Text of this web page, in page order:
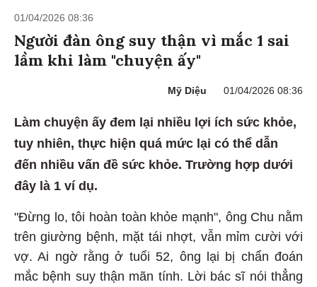
01/04/2026 08:36
Người đàn ông suy thận vì mắc 1 sai
lầm khi làm "chuyện ấy"
Mỹ Diệu 01/04/2026 08:36
Làm chuyện ấy đem lại nhiều lợi ích sức khỏe,
tuy nhiên, thực hiện quá mức lại có thể dẫn
đến nhiều vấn đề sức khỏe. Trường hợp dưới
đây là 1 ví dụ.
"Đừng lo, tôi hoàn toàn khỏe mạnh", ông Chu nằm
trên giường bệnh, mặt tái nhợt, vẫn mỉm cười với
vợ. Ai ngờ rằng ở tuổi 52, ông lại bị chẩn đoán
mắc bệnh suy thận mãn tính. Lời bác sĩ nói thẳng